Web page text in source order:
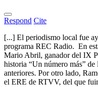
Respond Cite
[...] El periodismo local fue
programa REC Radio. En
Mario Abril, ganador del IX
historia “Un número más” de
anteriores. Por otro lado,
el ERE de RTVV, del que